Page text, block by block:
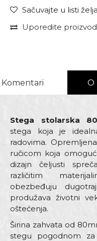
Sačuvajte u listi želja
Uporedite proizvod
Komentari O
Stega stolarska
stega koja je
radovima.
ručicom koja
dizajn čeljusti
različitim
obezbeđuju
produžava životni
oštećenja.
Širina zahvata od
stegu pogodnom